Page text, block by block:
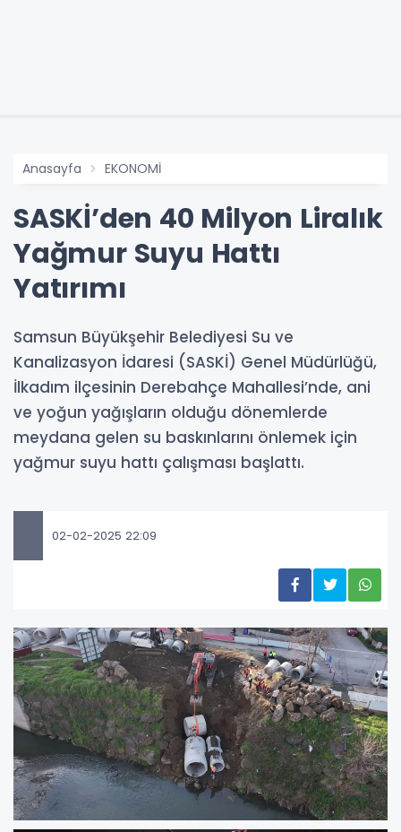
Anasayfa EKONOMİ
SASKİ’den 40 Milyon Liralık
Yağmur Suyu Hattı
Yatırımı
Samsun Büyükşehir Belediyesi Su ve
Kanalizasyon İdaresi (SASKİ) Genel Müdürlüğü,
İlkadım ilçesinin Derebahçe Mahallesi’nde, ani
ve yoğun yağışların olduğu dönemlerde
meydana gelen su baskınlarını önlemek için
yağmur suyu hattı çalışması başlattı.
02-02-2025 22:09